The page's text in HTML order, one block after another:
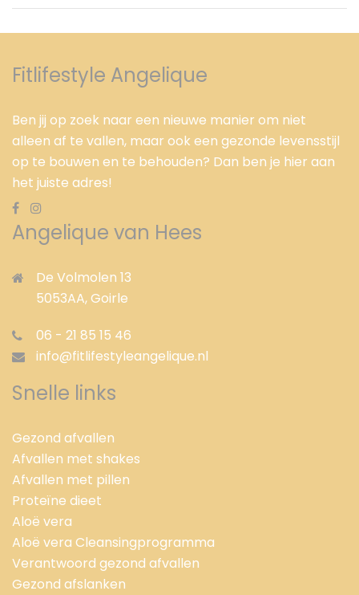
Fitlifestyle Angelique
Ben jij op zoek naar een nieuwe manier om niet
alleen af te vallen, maar ook een gezonde levensstijl
op te bouwen en te behouden? Dan ben je hier aan
het juiste adres!
Angelique van Hees
De Volmolen 13
5053AA,Goirle
06 - 21 85 15 46
info@fitlifestyleangelique.nl
Snelle links
Gezond afvallen
Afvallen met shakes
Afvallen met pillen
Proteïne dieet
Aloë vera
Aloë vera Cleansingprogramma
Verantwoord gezond afvallen
Gezond afslanken